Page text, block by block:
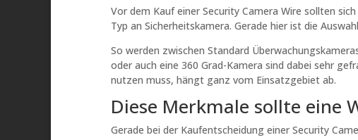
Vor dem Kauf einer Security Camera Wire sollten
Typ an Sicherheitskamera. Gerade hier ist die
So werden zwischen Standard
oder auch eine 360 Grad-Kamera sind dabei sehr
nutzen muss, hängt ganz vom Einsatzgebiet ab.
Diese Merkmale sollte eine
Gerade bei der Kaufentscheidung einer Security